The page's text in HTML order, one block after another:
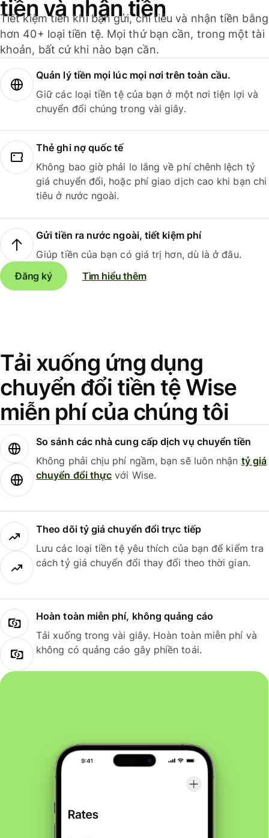
tiền và nhận tiền
Tiết kiệm tiền khi bạn gửi, chi tiêu và nhận tiền bằng
hơn 40+ loại tiền tệ. Mọi thứ bạn cần, trong một tài
khoản, bất cứ khi nào bạn cần.
Quản lý tiền mọi lúc mọi nơi trên toàn cầu.
Giữ các loại tiền tệ của bạn ở một nơi tiện lợi và
chuyển đổi chúng trong vài giây.
Thẻ ghi nợ quốc tế
Không bao giờ phải lo lắng về phí chênh lệch tỷ
giá chuyển đổi, hoặc phí giao dịch cao khi bạn chi
tiêu ở nước ngoài.
Gửi tiền ra nước ngoài, tiết kiệm phí
Giúp tiền của bạn có giá trị hơn, dù là ở đâu.
Đăng ký
Tìm hiểu thêm
Tải xuống ứng dụng
chuyển đổi tiền tệ Wise
miễn phí của chúng tôi
So sánh các nhà cung cấp dịch vụ chuyển tiền
Không phải chịu phí ngầm, bạn sẽ luôn nhận tỷ giá
chuyển đổi thực với Wise.
Theo dõi tỷ giá chuyển đổi trực tiếp
Lưu các loại tiền tệ yêu thích của bạn để kiểm tra
cách tỷ giá chuyển đổi thay đổi theo thời gian.
Hoàn toàn miễn phí, không quảng cáo
Tải xuống trong vài giây. Hoàn toàn miễn phí và
không có quảng cáo gây phiền toái.